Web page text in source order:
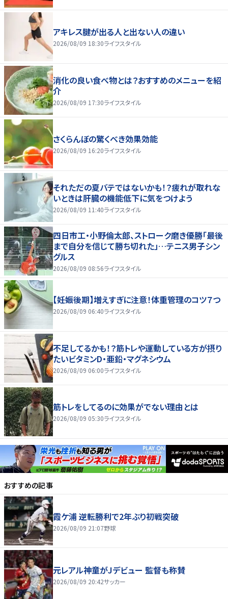
アキレス腱が出る人と出ない人の違い
2026/08/09 18:30ライフスタイル
消化の良い食べ物とは？おすすめのメニューを紹
介
2026/08/09 17:30ライフスタイル
さくらんぼの驚くべき効果効能
2026/08/09 16:20ライフスタイル
それただの夏バテではないかも！？疲れが取れな
いときは肝臓の機能低下に気をつけよう
2026/08/09 11:40ライフスタイル
四日市工・小野倫太郎、ストローク磨き優勝「最後
まで自分を信じて勝ち切れた」…テニス男子シン
グルス
2026/08/09 08:56ライフスタイル
【妊娠後期】増えすぎに注意！体重管理のコツ７つ
2026/08/09 06:40ライフスタイル
不足してるかも！？筋トレや運動している方が摂り
たいビタミンD・亜鉛・マグネシウム
2026/08/09 06:00ライフスタイル
筋トレをしてるのに効果がでない理由とは
2026/08/09 05:30ライフスタイル
おすすめの記事
霞ケ浦 逆転勝利で2年ぶり初戦突破
2026/08/09 21:07野球
元レアル神童がJデビュー 監督も称賛
2026/08/09 20:42サッカー